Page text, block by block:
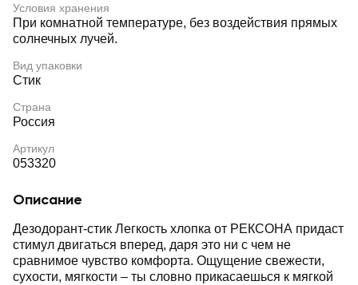
Условия хранения
При комнатной температуре, без воздействия прямых
солнечных лучей.
Вид упаковки
Стик
Страна
Россия
Артикул
053320
Описание
Дезодорант-стик Легкость хлопка от РЕКСОНА придаст
стимул двигаться вперед, даря это ни с чем не
сравнимое чувство комфорта. Ощущение свежести,
сухости, мягкости – ты словно прикасаешься к мягкой